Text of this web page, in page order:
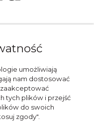
umożliwiają
nam dostosować
tych plików i przejść
do swoich
zgody".